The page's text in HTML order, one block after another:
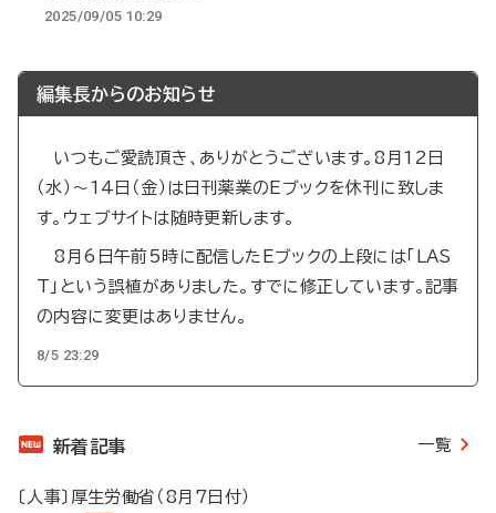
2025/09/05 10:29
編集長からのお知らせ
いつもご愛読頂き、ありがとうございます。8月12日
（水）～14日（金）は日刊薬業のEブックを休刊に致しま
す。ウェブサイトは随時更新します。
8月6日午前5時に配信したEブックの上段には「LAS
T」という誤植がありました。すでに修正しています。記事
の内容に変更はありません。
8/5 23:29
新着記事 一覧
〔人事〕厚生労働省（8月7日付）